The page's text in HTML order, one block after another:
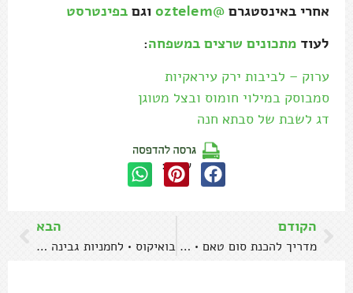
אחרי באינסטגרם @oztelem וגם בפינטרסט
לעוד מתכונים שרצים במשפחה:
ערוק – לביבות ירק עיראקיות
סמבוסק במילוי חומוס ובצל מטוגן
דג לשבת של סבתא חנה
שתפו:
הקודם
מדריך להכנת סום טאם • סלט פפאיה ירוקה תאילנדי
הבא
בואיקוס • לחמניות גבינה בלקניות